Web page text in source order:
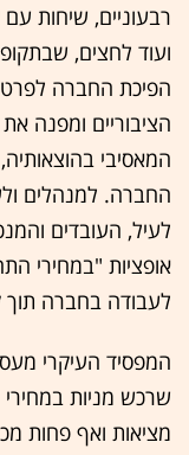
רבעוניים, שיחות
ועוד לחצים,
הפיכת החברה
הציבוריים ומפנה
המאסיבי
החברה. למנהלים
לעיל, העובדים
אופציות "במחירי
לעבודה בחברה
המפסיד העיקרי
שרכש מניות
מציאות ואף פחות